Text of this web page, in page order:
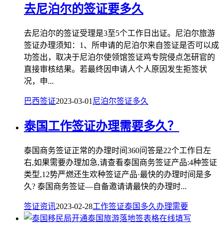
去尼泊尔的签证要多久
去尼泊尔的签证受理是3至5个工作日出证。尼泊尔旅游
签证办理须知：1、所申请的尼泊尔来自签证是否可以成
功签出，取决于尼泊尔使领馆签证鸡专院侵点怎研官的
直接审核结果。若最终因申请人个人原因发生拒签状
况，申...
巴西签证2023-03-01 尼泊尔签证多久
泰国工作签证办理需要多久？
泰国商务签证正常的办理时间360问答是22个工作日左
右,如果需要办理加急,请查看泰国商务签证产品:4种签证
类型,12势严燃还生欢种签证产品·最快的办理时间是多
久? 泰国商务签证—自备邀请请最快的办理时...
签证资讯2023-02-28工作签证泰国 多久 办理需要